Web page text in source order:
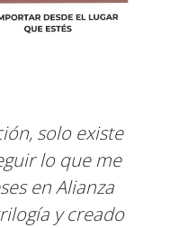
solo existe
lo que me
en Alianza
y creado